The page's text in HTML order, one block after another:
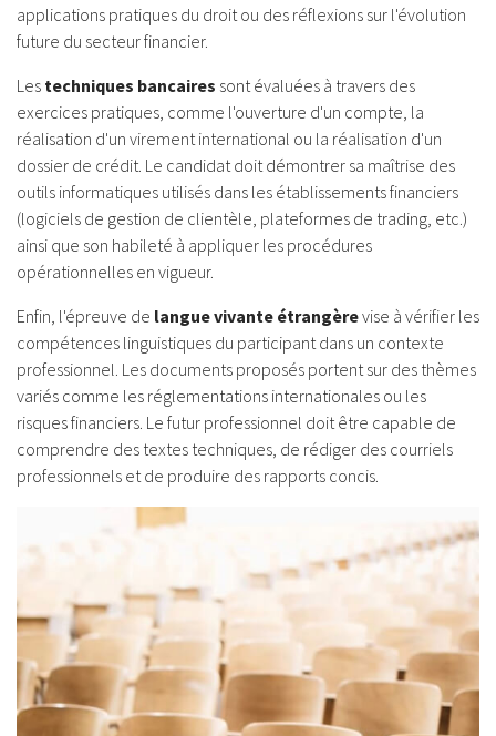
applications pratiques du droit ou des réflexions sur l'évolution
future du secteur financier.
Les techniques bancaires sont évaluées à travers des
exercices pratiques, comme l'ouverture d'un compte, la
réalisation d'un virement international ou la réalisation d'un
dossier de crédit. Le candidat doit démontrer sa maîtrise des
outils informatiques utilisés dans les établissements financiers
(logiciels de gestion de clientèle, plateformes de trading, etc.)
ainsi que son habileté à appliquer les procédures
opérationnelles en vigueur.
Enfin, l'épreuve de langue vivante étrangèrevise à vérifier les
compétences linguistiques du participant dans un contexte
professionnel. Les documents proposés portent sur des thèmes
variés comme les réglementations internationales ou les
risques financiers. Le futur professionnel doit être capable de
comprendre des textes techniques, de rédiger des courriels
professionnels et de produire des rapports concis.